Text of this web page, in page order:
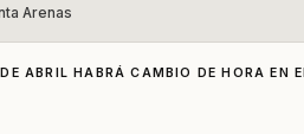
Arenas
ABRIL HABRÁ CAMBIO DE HORA EN